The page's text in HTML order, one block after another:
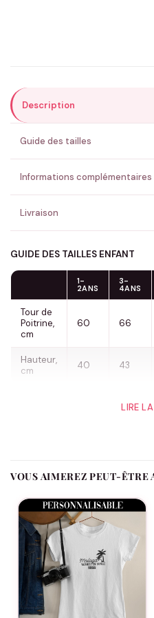
ENVOYER
💚 Retour sous 24-48h🇫🇷 Flocage en
Description
Guide des tailles
Informations complémentaires
Livraison
GUIDE DES TAILLES ENFANT
1-
2ANS
3-
4ANS
Tour de
Poitrine,
cm
60 66
Hauteur,
cm
40 43
l’adulte porte fièrement
enfants sont une version
peu plus bruyante, plus
aussi aimée. C’est un clin
transmission, à la
qui unit une famille.
Ce modèle est parfait pour les
propres mimiques retrouvées
LIRE
VOUS AIMEREZ PEUT-ÊTRE